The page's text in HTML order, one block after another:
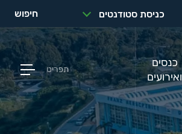
כניסת סטודנטים חיפוש
כנסים
ואירועים
תפריט